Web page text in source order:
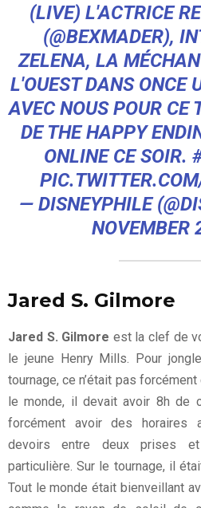
(LIVE) L'ACTRICE
(@BEXMADER),
ZELENA, LA
L'OUEST DANS ONCE
AVEC NOUS POUR CE
DE THE HAPPY
ONLINE CE SOIR.
— DISNEYPHILE
NOVEMBER
Jared S. Gilmore
Jared S. Gilmore est la clef de
le jeune Henry Mills. Pour
tournage, ce n’était pas
le monde, il devait avoir 8h de
forcément avoir des horaires
devoirs entre deux prises
particulière. Sur le tournage, il
Tout le monde était bienveillant